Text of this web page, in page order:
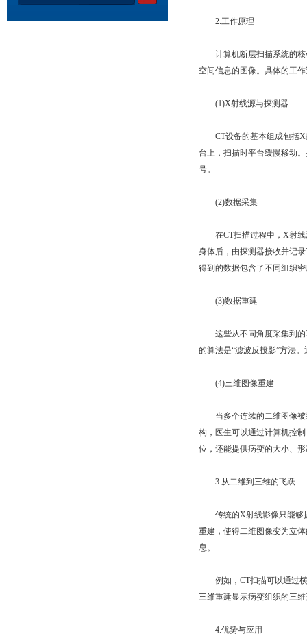
2.工作原理
计算机断层扫描系统的核
空间信息的图像。具体的工
(1)X射线源与探测器
CT设备的基本组成包括X
台上，扫描时平台缓慢移动
号。
(2)数据采集
在CT扫描过程中，X射线
身体后，由探测器接收并记
得到的数据包含了不同组织
(3)数据重建
这些从不同角度采集到的X
的算法是“滤波反投影”方法
(4)三维图像重建
当多个连续的二维图像被
构，医生可以通过计算机控
位，还能提供病变的大小、
3.从二维到三维的飞跃
传统的X射线影像只能够提
重建，使得二维图像变为立
息。
例如，CT扫描可以通过横
三维重建显示病变组织的三
4.优势与应用